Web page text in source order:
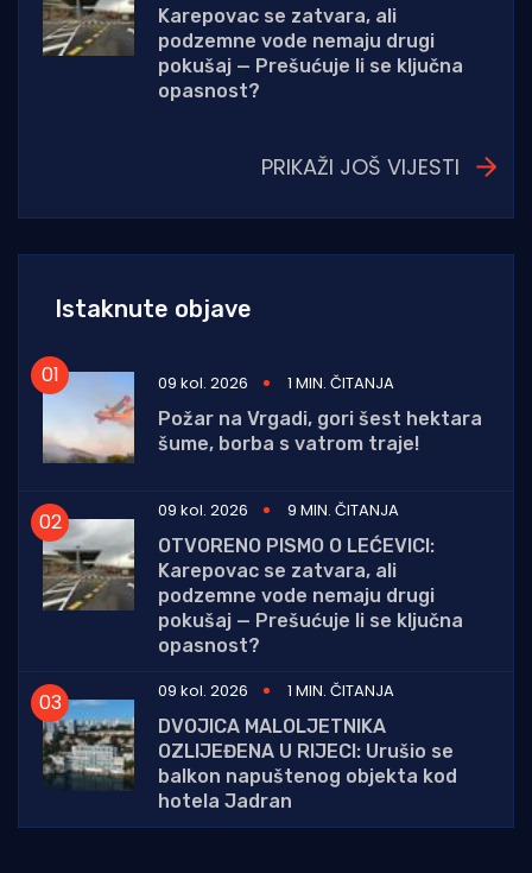
Karepovac se zatvara, ali
podzemne vode nemaju drugi
pokušaj — Prešućuje li se ključna
opasnost?
PRIKAŽI JOŠ VIJESTI
Istaknute objave
09 kol. 2026
1 MIN. ČITANJA
Požar na Vrgadi, gori šest hektara
šume, borba s vatrom traje!
09 kol. 2026
9 MIN. ČITANJA
OTVORENO PISMO O LEĆEVICI:
Karepovac se zatvara, ali
podzemne vode nemaju drugi
pokušaj — Prešućuje li se ključna
opasnost?
09 kol. 2026
1 MIN. ČITANJA
DVOJICA MALOLJETNIKA
OZLIJEĐENA U RIJECI: Urušio se
balkon napuštenog objekta kod
hotela Jadran